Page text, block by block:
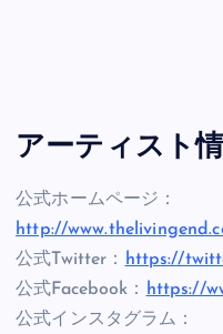
アーティスト
公式ホームページ：
http://
公式Twitter： https://
公式Facebook： https://
公式インスタグラム：